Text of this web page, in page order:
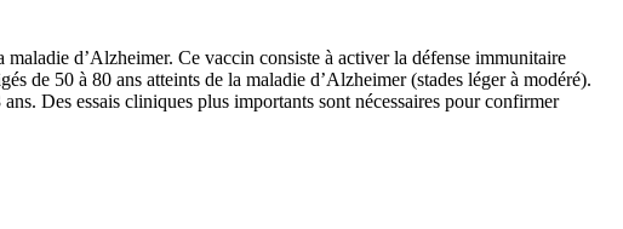
d’Alzheimer. Ce vaccin consiste à activer la défense immunitaire
de 50 à 80 ans atteints de la maladie d’Alzheimer (stades léger à modéré).
Des essais cliniques plus importants sont nécessaires pour confirmer